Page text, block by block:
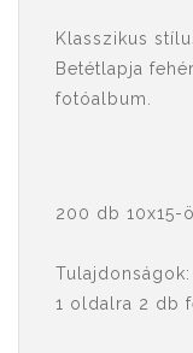
Klasszikus
Betétlapja
fotóalbum.
200 db 10x15-
Tulajdonságok:
1 oldalra 2 db